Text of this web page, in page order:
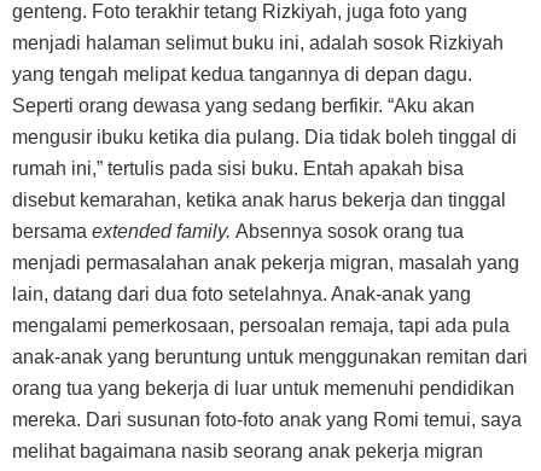
genteng. Foto terakhir tetang Rizkiyah, juga foto yang
menjadi halaman selimut buku ini, adalah sosok Rizkiyah
yang tengah melipat kedua tangannya di depan dagu.
Seperti orang dewasa yang sedang berfikir. “Aku akan
mengusir ibuku ketika dia pulang. Dia tidak boleh tinggal di
rumah ini,” tertulis pada sisi buku. Entah apakah bisa
disebut kemarahan, ketika anak harus bekerja dan tinggal
bersama extended family. Absennya sosok orang tua
menjadi permasalahan anak pekerja migran, masalah yang
lain, datang dari dua foto setelahnya. Anak-anak yang
mengalami pemerkosaan, persoalan remaja, tapi ada pula
anak-anak yang beruntung untuk menggunakan remitan dari
orang tua yang bekerja di luar untuk memenuhi pendidikan
mereka. Dari susunan foto-foto anak yang Romi temui, saya
melihat bagaimana nasib seorang anak pekerja migran